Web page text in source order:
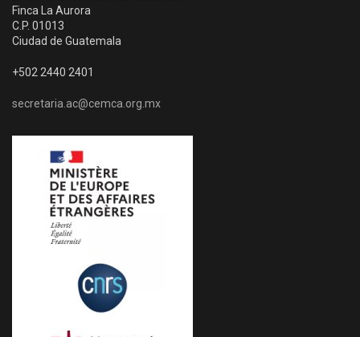
Finca La Aurora
C.P. 01013
Ciudad de Guatemala
+502 2440 2401
secretaria.ac@cemca.org.mx